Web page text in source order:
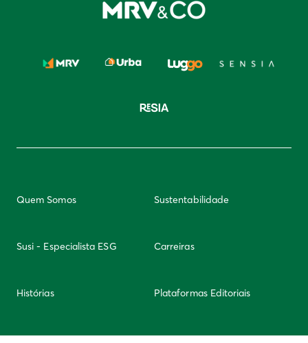
Quem Somos Sustentabilidade
Susi - Especialista ESG Carreiras
Histórias Plataformas Editoriais
Newsletter Integridade